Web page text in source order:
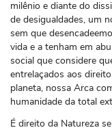
milênio e diante do
de desigualdades, um
sem que
vida e a tenham em
social que considere
entrelaçados aos
planeta, nossa Arca
humanidade da total
É direito da Natureza